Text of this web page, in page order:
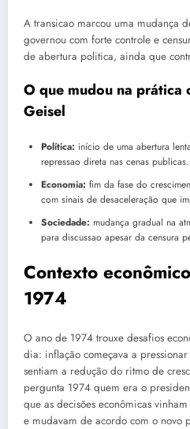
A transicao marcou uma mudança
governou com forte controle e
de abertura politica, ainda que
O que mudou na prática
Geisel
Política: início de uma abertura
repressao direta nas cenas publicas.
Economia: fim da fase do
com sinais de desaceleração que
Sociedade: mudança gradual na
para discussao apesar da censura
Contexto
1974
O ano de 1974 trouxe desafios
dia: inflação começava a
sentiam a redução do ritmo de
pergunta 1974 quem era o
que as decisões econômicas
e mudavam de acordo com o novo